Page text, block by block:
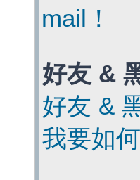
mail！
好友 &
好友 &
我要如